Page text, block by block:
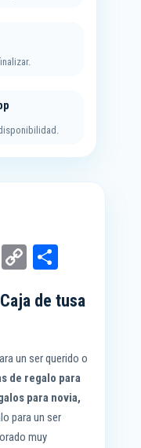
C
y
nk
C
m
rti
r
de tusa
un ser querido o
de regalo para
para novia,
para un ser
muy